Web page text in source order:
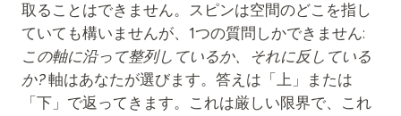
取ることはできません。スピンは空間のどこを指し
ていても構いませんが、1つの質問しかできません:
この軸に沿って整列しているか、それに反している
か?軸はあなたが選びます。答えは「上」または
「下」で返ってきます。これは厳しい限界で、これ